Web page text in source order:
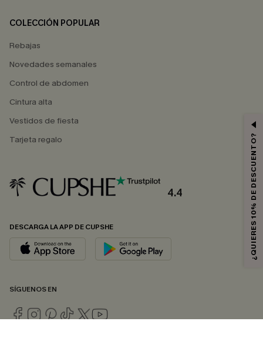
COLECCIÓN POPULAR
Rebajas
Novedades semanales
Control de abdomen
Cintura alta
Vestidos de fiesta
Tarjeta regalo
4.4
DESCARGA LA APP DE CUPSHE
SÍGUENOS EN
¿QUIERES 10% DE DESCUENTO?